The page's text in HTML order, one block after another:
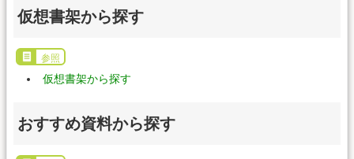
仮想書架から探す
参照
仮想書架から探す
おすすめ資料から探す